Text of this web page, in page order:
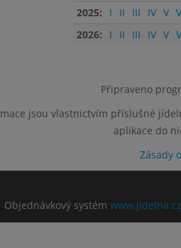
2025:
I II III IV V
2026:
I II III IV V
Připraveno
jsou vlastnictvím příslušné
aplikace do
Zásady
Objednávkový systém www.jidelna.cz